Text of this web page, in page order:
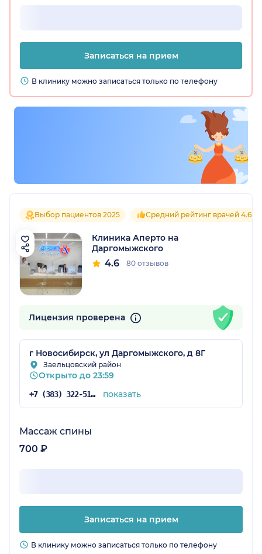
Записаться на прием
В клинику можно записаться только по телефону
Выбор пациентов 2025 Средний рейтинг врачей 4.6
Клиника Аперто на
Даргомыжского
4.6 80 отзывов
Лицензия проверена
г Новосибирск, ул Даргомыжского, д 8Г
Заельцовский район
Открыто до 23:59
+7 (383) 322-51-94 показать
Массаж спины
700 ₽
Записаться на прием
В клинику можно записаться только по телефону